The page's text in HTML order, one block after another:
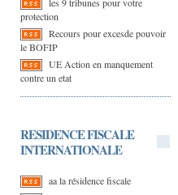
protection
Recours pour excesde pouvoir
le BOFIP
UE Action en manquement
contre un etat
RESIDENCE FISCALE
INTERNATIONALE
aa la résidence fiscale